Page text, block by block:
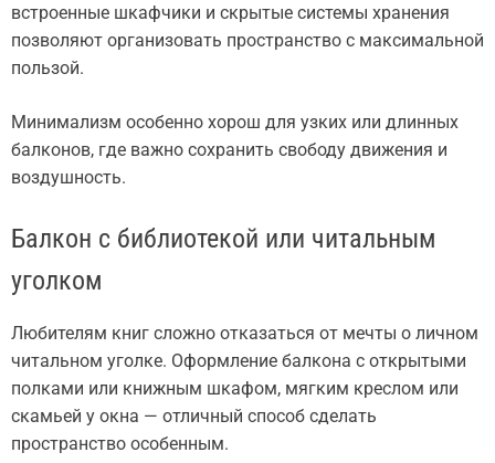
встроенные шкафчики и скрытые системы хранения
позволяют организовать пространство с максимальной
пользой.
Минимализм особенно хорош для узких или длинных
балконов, где важно сохранить свободу движения и
воздушность.
Балкон с библиотекой или читальным
уголком
Любителям книг сложно отказаться от мечты о личном
читальном уголке. Оформление балкона с открытыми
полками или книжным шкафом, мягким креслом или
скамьей у окна — отличный способ сделать
пространство особенным.